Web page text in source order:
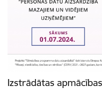
Izstrādātas